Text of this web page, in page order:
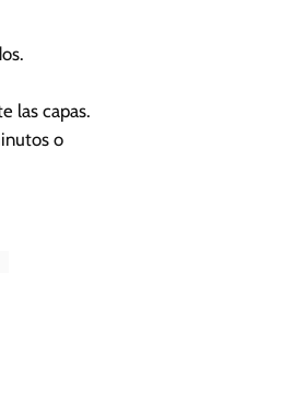
las capas.
o